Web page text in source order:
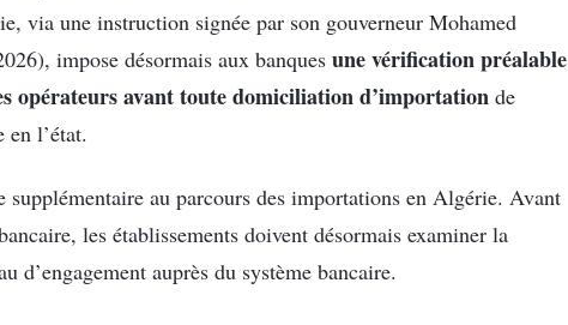
via une instruction signée par son gouverneur Mohamed
impose désormais aux banques une vérification préalable
opérateurs avant toute domiciliation d’importation de
en l’état.
au parcours des importations en Algérie. Avant
les établissements doivent désormais examiner la
d’engagement auprès du système bancaire.